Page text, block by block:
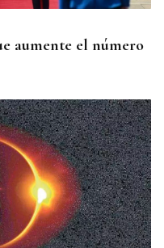
aumente el número